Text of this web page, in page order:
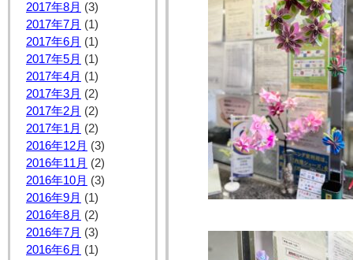
2017年8月 (3)
2017年7月 (1)
2017年6月 (1)
2017年5月 (1)
2017年4月 (1)
2017年3月 (2)
2017年2月 (2)
2017年1月 (2)
2016年12月 (3)
2016年11月 (2)
2016年10月 (3)
2016年9月 (1)
2016年8月 (2)
2016年7月 (3)
2016年6月 (1)